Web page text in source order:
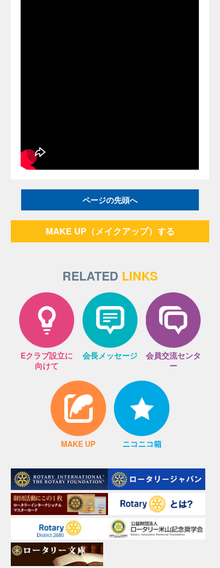
ページの先頭へ
MAKE UP（メイクアップ）する
RELATED LINKS
Eクラブ設立に
向けて
会長メッセージ
会員交流センタ
ー
MAKE UP ニコニコ箱